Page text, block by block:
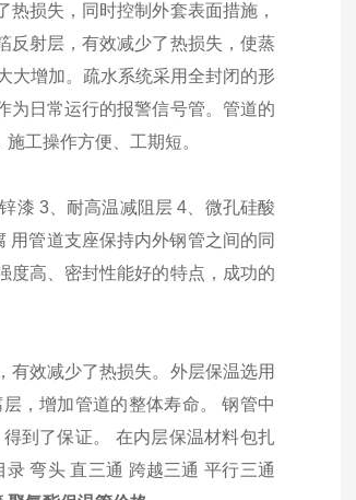
损失，同时控制外套表面措施，
反射层，有效减少了热损失，使蒸
大增加。疏水系统采用全封闭的形
为日常运行的报警信号管。管道的
工操作方便、工期短。
漆 3、耐高温减阻层 4、微孔硅酸
管道支座保持内外钢管之间的同
度高、密封性能好的特点，成功的
有效减少了热损失。外层保温选用
，增加管道的整体寿命。 钢管中
到了保证。 在内层保温材料包扎
弯头 直三通 跨越三通 平行三通